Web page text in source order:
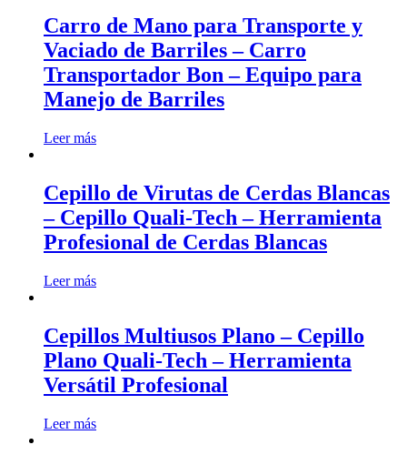
Carro de Mano para Transporte y
Vaciado de Barriles – Carro
Transportador Bon – Equipo para
Manejo de Barriles
Leer más
Cepillo de Virutas de Cerdas Blancas
– Cepillo Quali-Tech – Herramienta
Profesional de Cerdas Blancas
Leer más
Cepillos Multiusos Plano – Cepillo
Plano Quali-Tech – Herramienta
Versátil Profesional
Leer más